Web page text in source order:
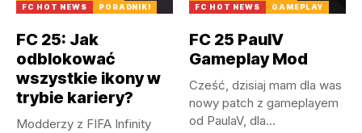
FC HOT NEWS
PORADNIKI
FC 25: Jak
odblokować
wszystkie ikony w
trybie kariery?
Modderzy z FIFA Infinity
FC HOT NEWS
GAMEPLAY
FC 25 PaulV
Gameplay Mod
Cześć, dzisiaj mam dla was
nowy patch z gameplayem
od PaulaV, dla...